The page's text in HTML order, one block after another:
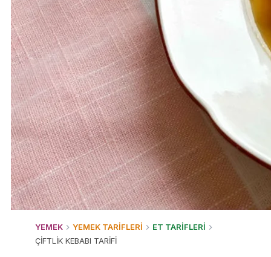
YEMEK YEMEK TARİFLERİ
ET TARİFLERİ
ÇİFTLİK KEBABI TARİFİ